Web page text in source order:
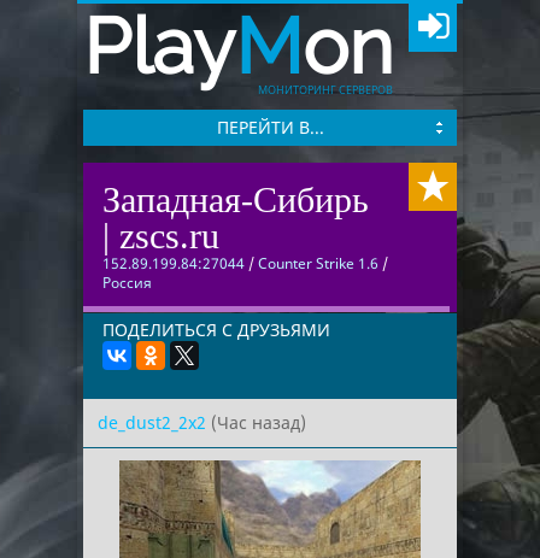
PlayMon
МОНИТОРИНГ СЕРВЕРОВ
ПЕРЕЙТИ В...
Западная-Сибирь
| zscs.ru
152.89.199.84:27044 /Counter Strike 1.6 /
Россия
ПОДЕЛИТЬСЯ С ДРУЗЬЯМИ
de_dust2_2x2 (Час назад)